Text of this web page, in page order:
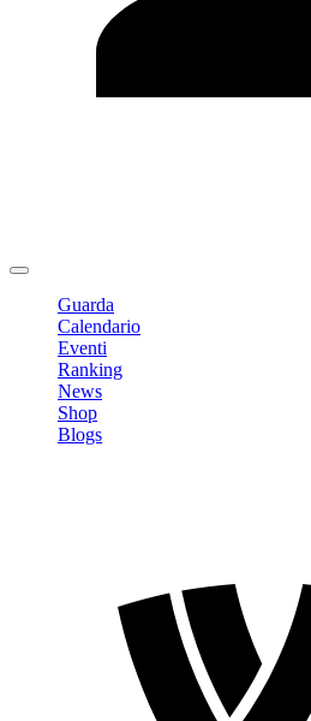
Guarda
Calendario
Eventi
Ranking
News
Shop
Blogs